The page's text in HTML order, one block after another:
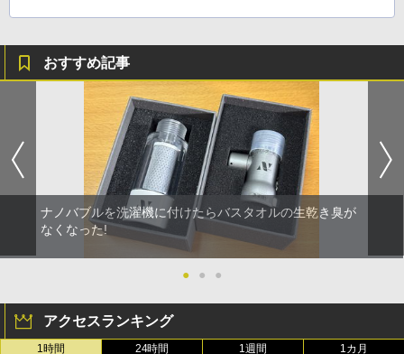
おすすめ記事
ナノバブルを洗濯機に付けたらバスタオルの生乾き臭が
なくなった!
● ● ●
アクセスランキング
1時間 24時間 1週間 1カ月